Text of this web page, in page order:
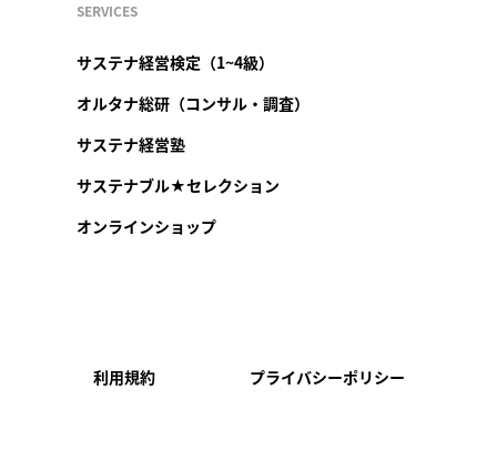
SERVICES
サステナ経営検定（1~4級）
オルタナ総研（コンサル・調査）
サステナ経営塾
サステナブル★セレクション
オンラインショップ
利用規約 プライバシーポリシー